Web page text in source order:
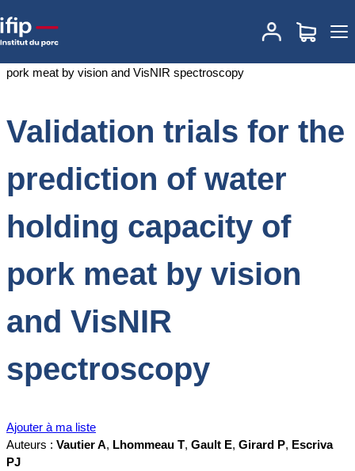
Accueil
Validation trials for the prediction of water
holding capacity of pork meat by vision and VisNIR spectroscopy
Validation trials for the
prediction of water
holding capacity of
pork meat by vision
and VisNIR
spectroscopy
Ajouter à ma liste
Auteurs : Vautier A, Lhommeau T, Gault E, Girard P, Escriva
PJ